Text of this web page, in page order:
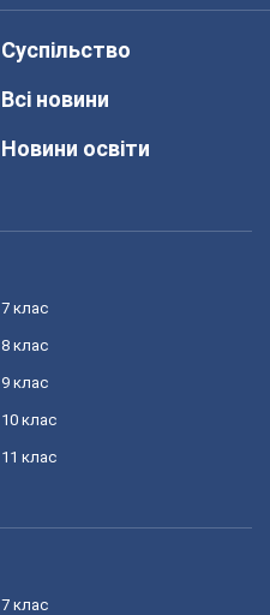
Суспільство
Всі новини
Новини освіти
7 клас
8 клас
9 клас
10 клас
11 клас
7 клас